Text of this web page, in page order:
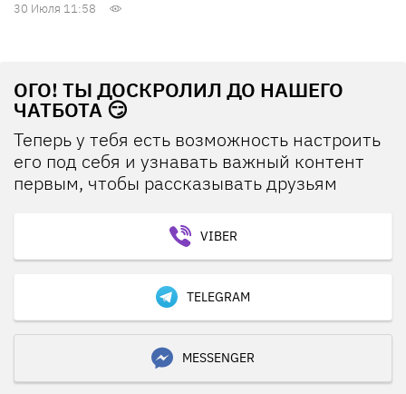
30 Июля 11:58
ОГО! ТЫ ДОСКРОЛИЛ ДО НАШЕГО
ЧАТБОТА 😏
Теперь у тебя есть возможность настроить
его под себя и узнавать важный контент
первым, чтобы рассказывать друзьям
VIBER
TELEGRAM
MESSENGER